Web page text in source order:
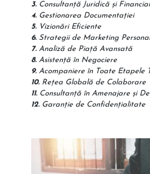
3. Consultanță Juridică și
4. Gestionarea Documentației
5. Vizionări Eficiente
6.Strategii de Marketing
7. Analiză de Piață Avansată
8. Asistență în Negociere
9.Acompaniere în Toate Etapele
10. Rețea Globală de Colaborare
11.Consultanță în Amenajare și
12.Garanție de Confidențialitate